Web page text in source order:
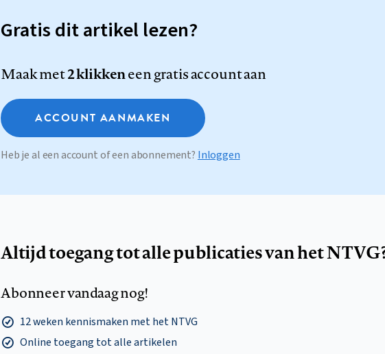
Gratis dit artikel lezen?
Maak met2 klikkeneen gratis account aan
ACCOUNT AANMAKEN
Heb je al een account of een abonnement? Inloggen
Altijd toegang tot alle publicaties van het
Abonneer vandaag nog!
12 weken kennismaken met het NTVG
Online toegang tot alle artikelen